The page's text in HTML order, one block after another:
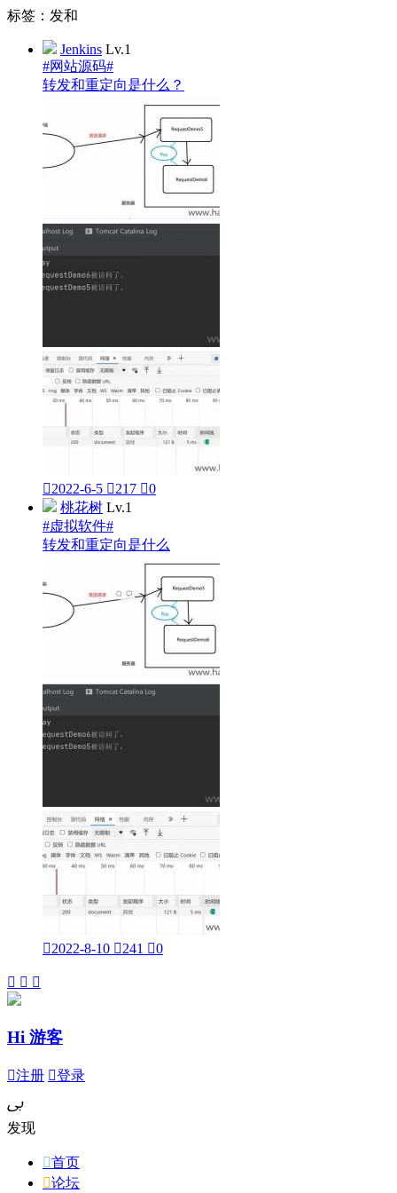
标签：发和
Jenkins Lv.1
#网站源码#
转发和重定向是什么？
2022-6-5 217 0
桃花树 Lv.1
#虚拟软件#
转发和重定向是什么
2022-8-10 241 0
  
Hi 游客
注册 登录
ﰉ
发现
首页
论坛